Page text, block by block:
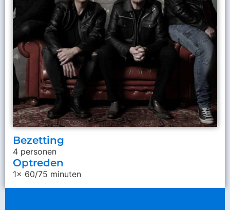
Bezetting
4 personen
Optreden
1x 60/75 minuten